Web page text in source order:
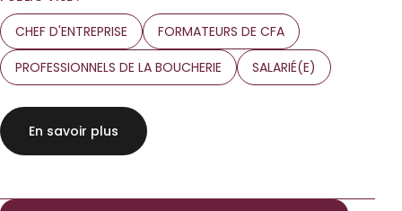
CHEF D'ENTREPRISE
FORMATEURS DE CFA
PROFESSIONNELS DE LA BOUCHERIE
SALARIÉ(E)
En savoir plus